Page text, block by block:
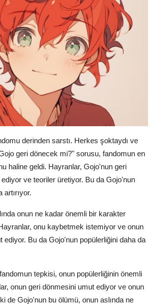
derinden sarstı. Herkes şoktaydı ve
geri dönecek mi?" sorusu, fandomun en
haline geldi. Hayranlar, Gojo'nun geri
ve teoriler üretiyor. Bu da Gojo'nun
onun ne kadar önemli bir karakter
onu kaybetmek istemiyor ve onun
ediyor. Bu da Gojo'nun popülerliğini daha da
tepkisi, onun popülerliğinin önemli
onun geri dönmesini umut ediyor ve onun
de Gojo'nun bu ölümü, onun aslında ne